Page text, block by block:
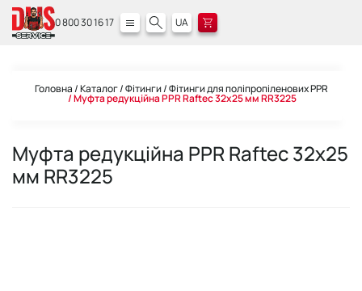
0 800 30 16 17 UA
Головна Каталог Фітинги Фітинги для поліпропіленових PPR
Муфта редукційна PPR Raftec 32х25 мм RR3225
Муфта редукційна PPR Raftec 32х25
мм RR3225